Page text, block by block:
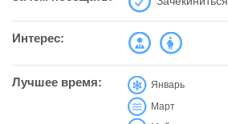
Интерес:
Лучшее время: Январь
Март